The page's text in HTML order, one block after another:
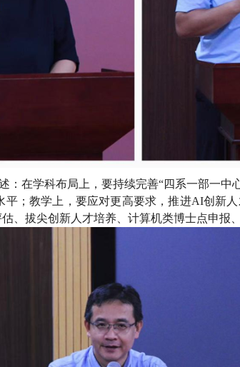
在学科布局上，要持续完善“四系一部一中
；教学上，要应对更高要求，推进AI创新
、拔尖创新人才培养、计算机类博士点申报